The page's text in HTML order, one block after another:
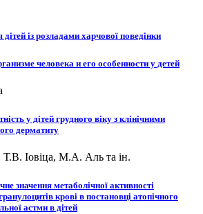
із розладами харчової поведінки
человека и его особенности у детей
у дітей грудного віку з клінічними
дерматиту
Іовіца, М.А. Аль та ін.
значення метаболічної активності
крові в постановці атопічного
астми в дітей